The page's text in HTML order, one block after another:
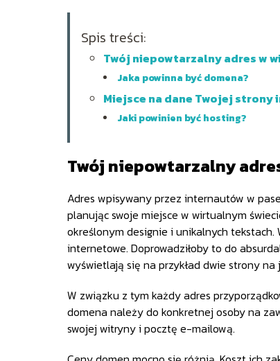
Spis treści:
Twój niepowtarzalny adres w
Jaka powinna być domena?
Miejsce na dane Twojej
Jaki powinien być hosting?
Twój niepowtarzalny
Adres wpisywany przez internautów w
planując swoje miejsce w wirtualnym
określonym designie i unikalnych
internetowe. Doprowadziłoby to do
wyświetlają się na przykład dwie strony na
W związku z tym każdy adres
domena należy do konkretnej osoby na
swojej witryny i pocztę e-mailową.